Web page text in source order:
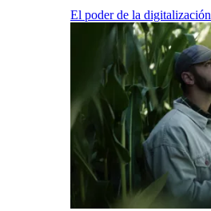
El poder de la digitalización